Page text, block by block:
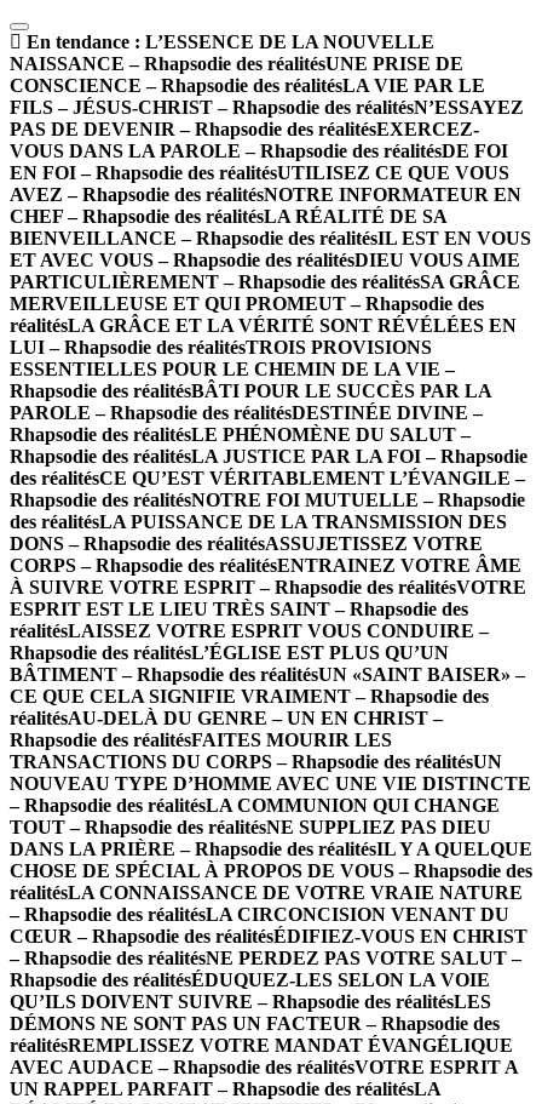
En tendance : L’ESSENCE DE LA NOUVELLE
NAISSANCE – Rhapsodie des réalitésUNE PRISE DE
CONSCIENCE – Rhapsodie des réalitésLA VIE PAR LE
FILS – JÉSUS-CHRIST – Rhapsodie des réalitésN’ESSAYEZ
PAS DE DEVENIR – Rhapsodie des réalitésEXERCEZ-
VOUS DANS LA PAROLE – Rhapsodie des réalitésDE FOI
EN FOI – Rhapsodie des réalitésUTILISEZ CE QUE VOUS
AVEZ – Rhapsodie des réalitésNOTRE INFORMATEUR EN
CHEF – Rhapsodie des réalitésLA RÉALITÉ DE SA
BIENVEILLANCE – Rhapsodie des réalitésIL EST EN VOUS
ET AVEC VOUS – Rhapsodie des réalitésDIEU VOUS AIME
PARTICULIÈREMENT – Rhapsodie des réalitésSA GRÂCE
MERVEILLEUSE ET QUI PROMEUT – Rhapsodie des
réalitésLA GRÂCE ET LA VÉRITÉ SONT RÉVÉLÉES EN
LUI – Rhapsodie des réalitésTROIS PROVISIONS
ESSENTIELLES POUR LE CHEMIN DE LA VIE –
Rhapsodie des réalitésBÂTI POUR LE SUCCÈS PAR LA
PAROLE – Rhapsodie des réalitésDESTINÉE DIVINE –
Rhapsodie des réalitésLE PHÉNOMÈNE DU SALUT –
Rhapsodie des réalitésLA JUSTICE PAR LA FOI – Rhapsodie
des réalitésCE QU’EST VÉRITABLEMENT L’ÉVANGILE –
Rhapsodie des réalitésNOTRE FOI MUTUELLE – Rhapsodie
des réalitésLA PUISSANCE DE LA TRANSMISSION DES
DONS – Rhapsodie des réalitésASSUJETISSEZ VOTRE
CORPS – Rhapsodie des réalitésENTRAINEZ VOTRE ÂME
À SUIVRE VOTRE ESPRIT – Rhapsodie des réalitésVOTRE
ESPRIT EST LE LIEU TRÈS SAINT – Rhapsodie des
réalitésLAISSEZ VOTRE ESPRIT VOUS CONDUIRE –
Rhapsodie des réalitésL’ÉGLISE EST PLUS QU’UN
BÂTIMENT – Rhapsodie des réalitésUN «SAINT BAISER» –
CE QUE CELA SIGNIFIE VRAIMENT – Rhapsodie des
réalitésAU-DELÀ DU GENRE – UN EN CHRIST –
Rhapsodie des réalitésFAITES MOURIR LES
TRANSACTIONS DU CORPS – Rhapsodie des réalitésUN
NOUVEAU TYPE D’HOMME AVEC UNE VIE DISTINCTE
– Rhapsodie des réalitésLA COMMUNION QUI CHANGE
TOUT – Rhapsodie des réalitésNE SUPPLIEZ PAS DIEU
DANS LA PRIÈRE – Rhapsodie des réalitésIL Y A QUELQUE
CHOSE DE SPÉCIAL À PROPOS DE VOUS – Rhapsodie des
réalitésLA CONNAISSANCE DE VOTRE VRAIE NATURE
– Rhapsodie des réalitésLA CIRCONCISION VENANT DU
CŒUR – Rhapsodie des réalitésÉDIFIEZ-VOUS EN CHRIST
– Rhapsodie des réalitésNE PERDEZ PAS VOTRE SALUT –
Rhapsodie des réalitésÉDUQUEZ-LES SELON LA VOIE
QU’ILS DOIVENT SUIVRE – Rhapsodie des réalitésLES
DÉMONS NE SONT PAS UN FACTEUR – Rhapsodie des
réalitésREMPLISSEZ VOTRE MANDAT ÉVANGÉLIQUE
AVEC AUDACE – Rhapsodie des réalitésVOTRE ESPRIT A
UN RAPPEL PARFAIT – Rhapsodie des réalitésLA